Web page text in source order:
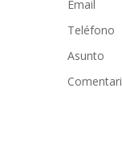
Email
Teléfono
Asunto